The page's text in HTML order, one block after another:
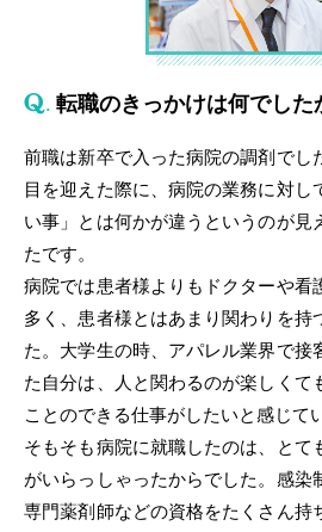
転職のきっかけは何でした
前職は新卒で入った病院の調剤でし
目を迎えた際に、病院の業務に対し
い事」とは何かが違うというのが見
たです。
病院では患者様よりもドクターや看
多く、患者様とはあまり関わりを持
た。大学生の時、アパレル業界で接
た自分は、人と関わるのが楽しくて
ことのできる仕事がしたいと感じて
そもそも病院に就職したのは、とて
がいらっしゃったからでした。感染
専門薬剤師などの資格をたくさん持